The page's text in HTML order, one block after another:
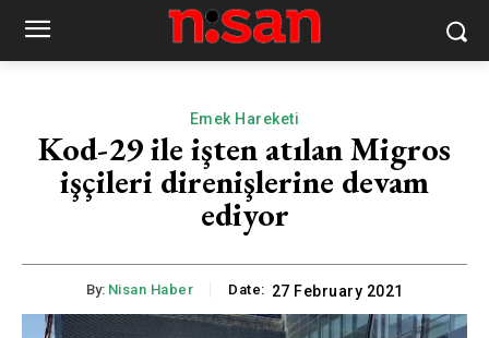
Emek Hareketi
Kod-29 ile işten atılan Migros
işçileri direnişlerine devam
ediyor
By: Nisan Haber Date: 27 February 2021